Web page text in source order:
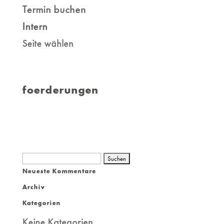
Termin buchen
Intern
Seite wählen
foerderungen
Suchen
nach:
Neueste Kommentare
Archiv
Kategorien